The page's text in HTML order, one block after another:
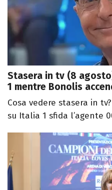
Stasera in tv (8
1 mentre Bonolis
Cosa vedere stasera in
su Italia 1 sfida l’agente